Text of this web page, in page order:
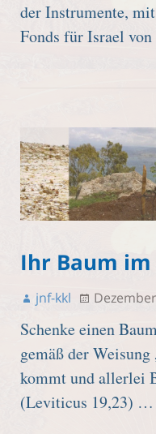
der Instrumente,
Fonds für Israel
Ihr Baum
jnf-kkl
Schenke einen
gemäß der
kommt und allerlei
(Leviticus 19,23) …